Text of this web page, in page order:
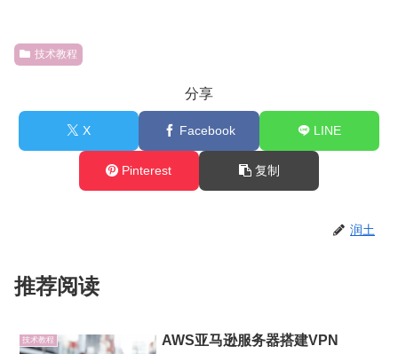
技术教程
分享
X Facebook LINE
Pinterest 复制
润土
推荐阅读
技术教程 AWS亚马逊服务器搭建VPN